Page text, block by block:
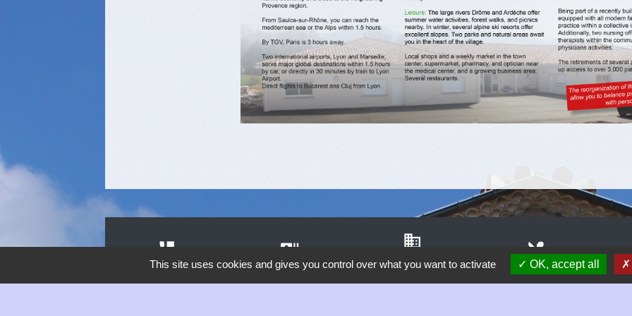
perm_phone_msg
Contacts
recent_actors
Etat Civil
business
Démarches
local_dining
Restaurant Scolaire
This site uses cookies and gives you control over what you want to activate OK, accept all